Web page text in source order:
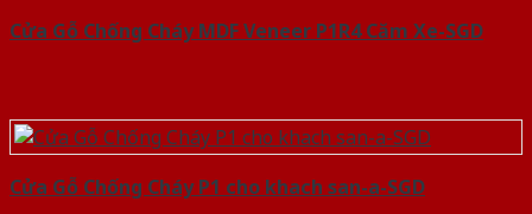
Cửa Gỗ Chống Cháy MDF Veneer P1R4 Căm Xe-SGD
Cửa Gỗ Chống Cháy P1 cho khach san-a-SGD